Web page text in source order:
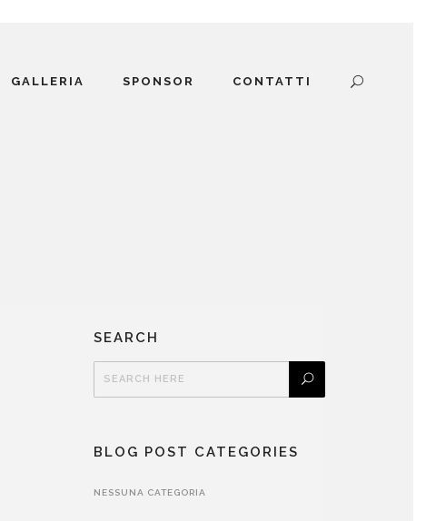
GALLERIA SPONSOR CONTATTI
SEARCH
BLOG POST CATEGORIES
NESSUNA CATEGORIA